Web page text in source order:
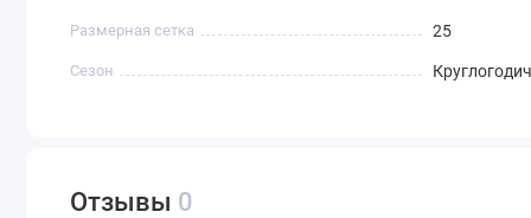
Размерная сетка 25
Сезон
Отзывы 0